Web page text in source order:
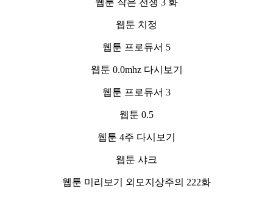
웹툰 작은 전쟁 3 화
웹툰 치정
웹툰 프로듀서 5
웹툰 0.0mhz 다시보기
웹툰 프로듀서 3
웹툰 0.5
웹툰 4주 다시보기
웹툰 샤크
웹툰 미리보기 외모지상주의 222화